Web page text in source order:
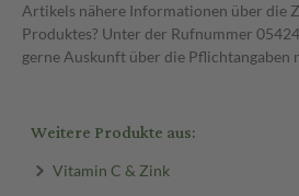
Artikels nähere Informationen über die
Produktes? Unter der Rufnummer
gerne Auskunft über die Pflichtangaben
Weitere Produkte aus:
Vitamin C & Zink